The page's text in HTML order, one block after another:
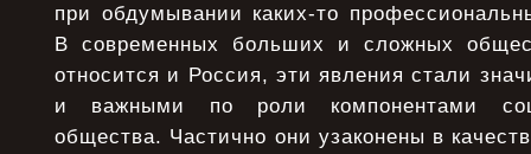
при обдумывании каких-то
В современных больших и сложных
относится и Россия, эти явления стали
и важными по роли компонентами
общества. Частично они узаконены в